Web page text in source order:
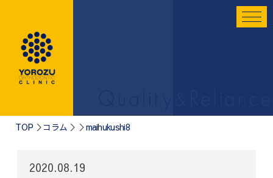
TOP コラム maihukushi8
2020.08.19